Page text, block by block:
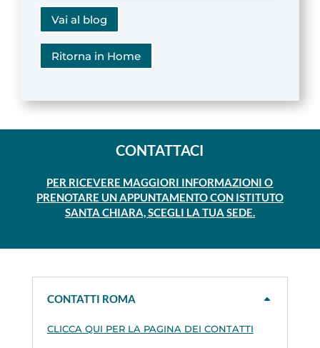
Vai al blog
Ritorna in Home
CONTATTACI
PER RICEVERE MAGGIORI INFORMAZIONI O
PRENOTARE UN APPUNTAMENTO CON ISTITUTO
SANTA CHIARA, SCEGLI LA TUA SEDE.
CONTATTI ROMA
CLICCA QUI PER LA PAGINA DEI CONTATTI